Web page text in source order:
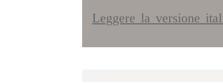
Leggere la versione